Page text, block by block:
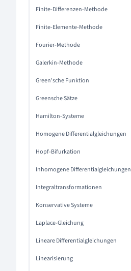
Finite-Differenzen-Methode
Finite-Elemente-Methode
Fourier-Methode
Galerkin-Methode
Green'sche Funktion
Greensche Sätze
Hamilton-Systeme
Homogene Differentialgleichungen
Hopf-Bifurkation
Inhomogene Differentialgleichungen
Integraltransformationen
Konservative Systeme
Laplace-Gleichung
Lineare Differentialgleichungen
Linearisierung